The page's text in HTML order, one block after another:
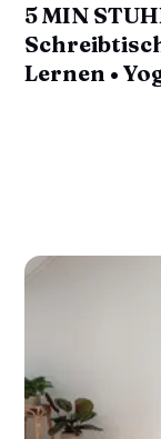
5 MIN
Lernen •